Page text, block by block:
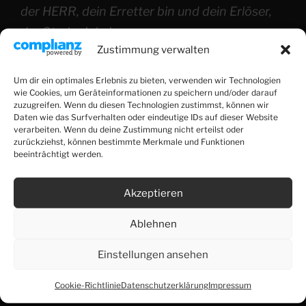
Zustimmung verwalten
Um dir ein optimales Erlebnis zu bieten, verwenden wir Technologien
wie Cookies, um Geräteinformationen zu speichern und/oder darauf
zuzugreifen. Wenn du diesen Technologien zustimmst, können wir
Daten wie das Surfverhalten oder eindeutige IDs auf dieser Website
verarbeiten. Wenn du deine Zustimmung nicht erteilst oder
zurückziehst, können bestimmte Merkmale und Funktionen
beeinträchtigt werden.
Akzeptieren
Ablehnen
Einstellungen ansehen
Cookie-RichtlinieDatenschutzerklärungImpressum
der HERR, dein Erretter bin und dein Erlöser,
der Starke Jakobs.
Moment nicht spüren oder sehen, ist er bei uns.
Gott ist immer barmherzig: Er gibt uns nicht, was wir
verdienen, sondern vergibt unsere Schuld vollständig.
Barmherzigkeit und Treue sind echt – wir können sie
hinauszugehen und anderen zu zeigen, welche großen
und mächtigen Dinge Gott für uns getan hat, damit